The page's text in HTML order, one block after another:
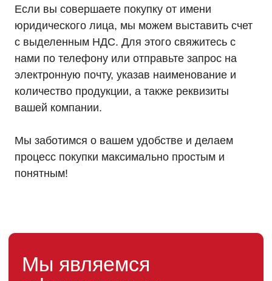
Если вы совершаете покупку от имени
юридического лица, мы можем выставить счет
с выделенным НДС. Для этого свяжитесь с
нами по телефону или отправьте запрос на
электронную почту, указав наименование и
количество продукции, а также реквизиты
вашей компании.
Мы заботимся о вашем удобстве и делаем
процесс покупки максимально простым и
понятным!